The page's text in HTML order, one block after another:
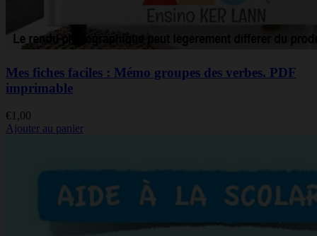
Mes fiches faciles : Mémo groupes des verbes. PDF
imprimable
€ 1,00
Ajouter au panier